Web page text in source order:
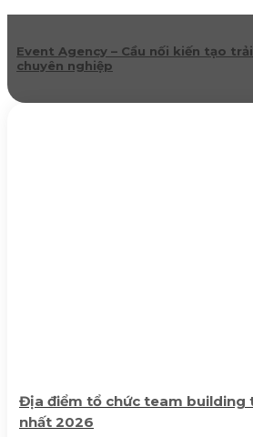
Event Agency – Cầu nối kiến tạo
chuyên nghiệp
Địa điểm tổ chức team building
nhất 2026